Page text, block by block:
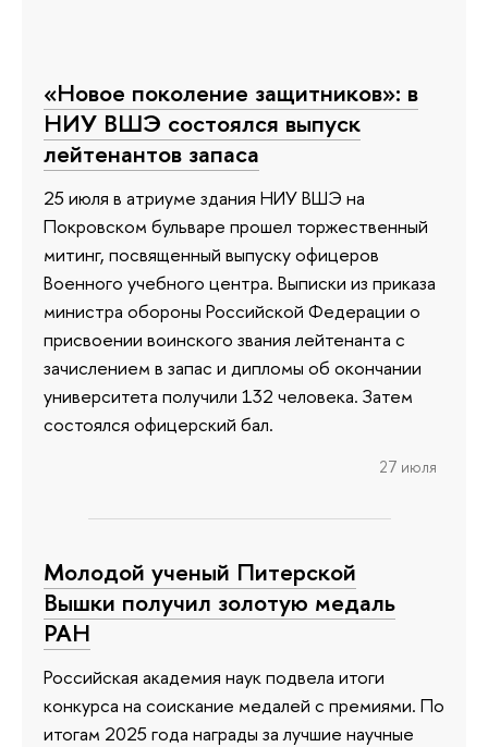
«Новое поколение защитников»: в
НИУ ВШЭ состоялся выпуск
лейтенантов запаса
25 июля в атриуме здания НИУ ВШЭ на
Покровском бульваре прошел торжественный
митинг, посвященный выпуску офицеров
Военного учебного центра. Выписки из приказа
министра обороны Российской Федерации о
присвоении воинского звания лейтенанта с
зачислением в запас и дипломы об окончании
университета получили 132 человека. Затем
состоялся офицерский бал.
27 июля
Молодой ученый Питерской
Вышки получил золотую медаль
РАН
Российская академия наук подвела итоги
конкурса на соискание медалей с премиями. По
итогам 2025 года награды за лучшие научные